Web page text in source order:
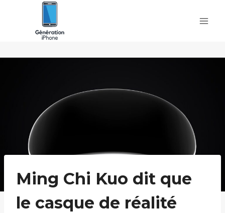
Ming Chi Kuo dit que
le casque de réalité